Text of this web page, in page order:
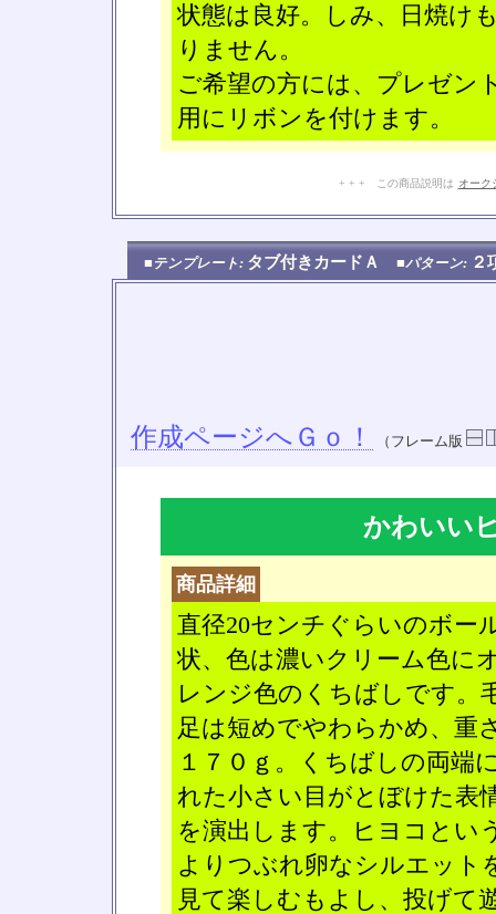
状態は良好。しみ、日焼け
りません。
ご希望の方には、プレゼン
用にリボンを付けます。
+ + + この商品説明は オーク
■テンプレート: タブ付きカードＡ ■パターン:
作成ページへＧｏ！ （フレーム版
かわいい
商品詳細
直径20センチぐらいのボー
状、色は濃いクリーム色に
レンジ色のくちばしです。
足は短めでやわらかめ、重
１７０ｇ。くちばしの両端
れた小さい目がとぼけた表
を演出します。ヒヨコとい
よりつぶれ卵なシルエット
見て楽しむもよし、投げて